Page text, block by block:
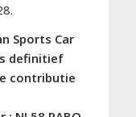
Sports Car
definitief
contributie